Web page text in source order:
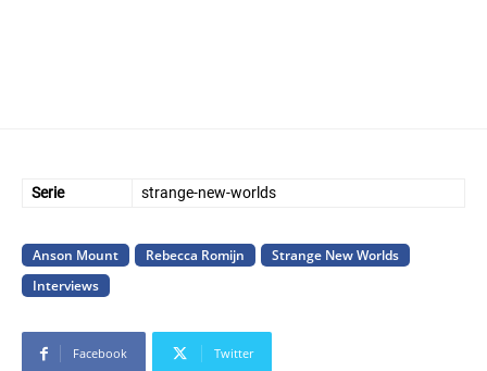
Serie strange-new-worlds
Anson Mount Rebecca Romijn
Strange New Worlds
Interviews
Facebook Twitter